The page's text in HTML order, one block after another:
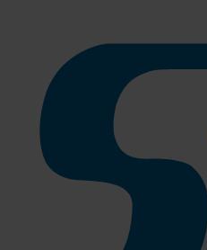
Ladegerät
Ladegerät stationär 36V/120A
Ladegerät wird mit
passend für:
Scrubmaster B400 R
Zu den Produktinfos